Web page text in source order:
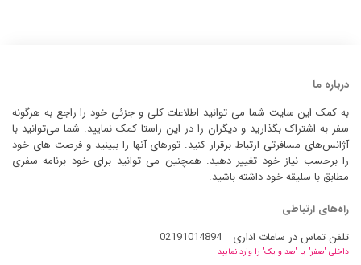
درباره ما
به کمک این سایت شما می توانید اطلاعات کلی و جزئی خود را راجع به هرگونه
سفر به اشتراک بگذارید و دیگران را در این راستا کمک نمایید. شما می‌توانید با
آژانس‌های مسافرتی ارتباط برقرار کنید. تورهای آنها را ببینید و فرصت های خود
را برحسب نیاز خود تغییر دهید. همچنین می توانید برای خود برنامه سفری
مطابق با سلیقه خود داشته باشید.
راه‌های ارتباطی
تلفن تماس در ساعات اداری
02191014894
داخلی "صفر" یا "صد و یک" را وارد نمایید